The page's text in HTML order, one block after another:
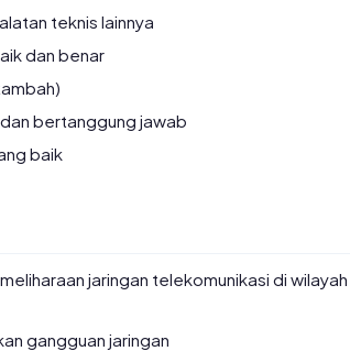
teknis lainnya
dan benar
bertanggung jawab
baik
jaringan telekomunikasi di wilayah
gangguan jaringan